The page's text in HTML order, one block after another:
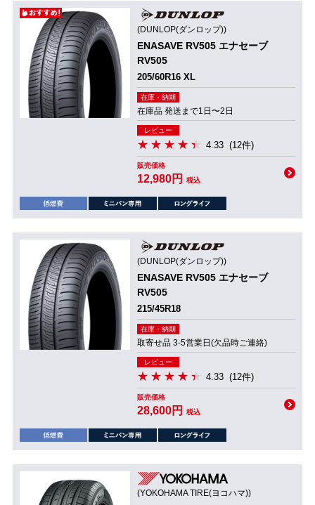
(DUNLOP(ダンロップ))
ENASAVE RV505 エナセーブ
RV505
205/60R16 XL
在庫・納期
在庫品 発送まで1日〜2日
レビュー
4.33 (12件)
販売価格
12,980円 税込
(DUNLOP(ダンロップ))
ENASAVE RV505 エナセーブ
RV505
215/45R18
在庫・納期
取寄せ品 3-5営業日(欠品時ご連絡)
レビュー
4.33 (12件)
販売価格
28,600円 税込
(YOKOHAMA TIRE(ヨコハマ))